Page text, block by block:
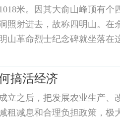
米。因其大俞山峰顶有个
照射进去，故称四明山。在
山革命烈士纪念碑就坐落在
砌，雄伟挺拔，碑正面为郭
搞活经济
立之后，把发展农业生产、
租减息和合理负担政策，极